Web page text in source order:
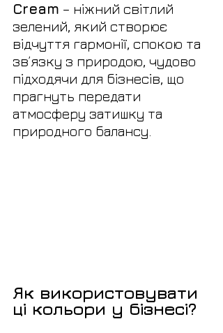
Cream – ніжний світлий
зелений, який створює
відчуття гармонії, спокою та
зв’язку з природою, чудово
підходячи для бізнесів, що
прагнуть передати
атмосферу затишку та
природного балансу.
Як використовувати
ці кольори у бізнесі?